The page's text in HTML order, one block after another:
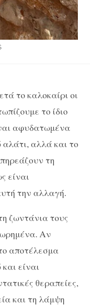
το καλοκαίρι οι
το ίδιο
αφυδατωμένα
αλάτι, αλλά και το
τη
είναι
την αλλαγή.
ζωντάνια τους
Αν
αποτέλεσμα
είναι
θεραπείες,
και τη λάμψη